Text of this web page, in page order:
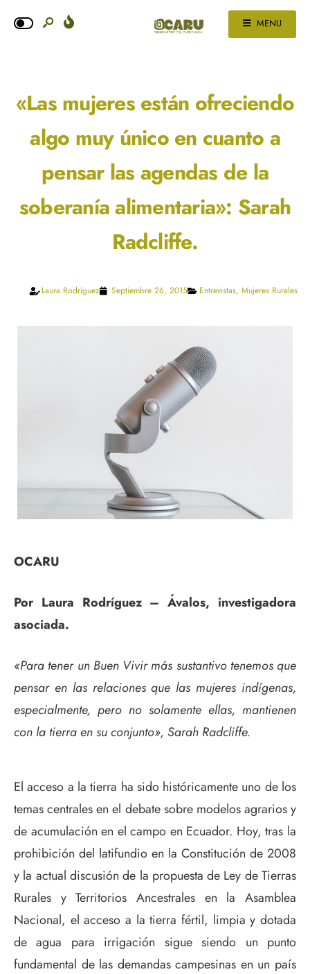
MENU
«Las mujeres están ofreciendo
algo muy único en cuanto a
pensar las agendas de la
soberanía alimentaria»: Sarah
Radcliffe.
Laura Rodríguez Septiembre 26, 2015 Entrevistas, Mujeres Rurales
OCARU
Por Laura Rodríguez – Ávalos, investigadora
asociada.
«Para tener un Buen Vivir más sustantivo tenemos que
pensar en las relaciones que las mujeres indígenas,
especialmente, pero no solamente ellas, mantienen
con la tierra en su conjunto», Sarah Radcliffe.
El acceso a la tierra ha sido históricamente uno de los
temas centrales en el debate sobre modelos agrarios y
de acumulación en el campo en Ecuador. Hoy, tras la
prohibición del latifundio en la Constitución de 2008
y la actual discusión de la propuesta de Ley de Tierras
Rurales y Territorios Ancestrales en la Asamblea
Nacional, el acceso a la tierra fértil, limpia y dotada
de agua para irrigación sigue siendo un punto
fundamental de las demandas campesinas en un país